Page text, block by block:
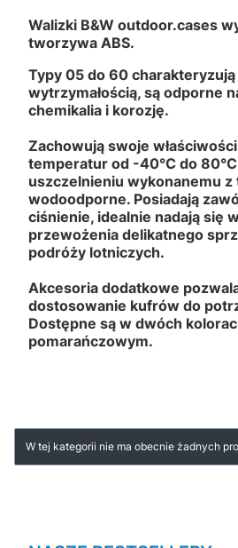
Walizki B&W outdoor.cases
tworzywa ABS.
Typy 05 do 60
wytrzymałością, są odporne
chemikalia i korozję.
Zachowują swoje
temperatur od -40°C do
uszczelnieniu wykonanemu z
wodoodporne. Posiadają
ciśnienie, idealnie nadają się
przewożenia delikatnego
podróży lotniczych.
Akcesoria dodatkowe
dostosowanie kufrów do
Dostępne są w dwóch
pomarańczowym.
Lista produktów
W tej kategorii nie ma obecnie żadnych